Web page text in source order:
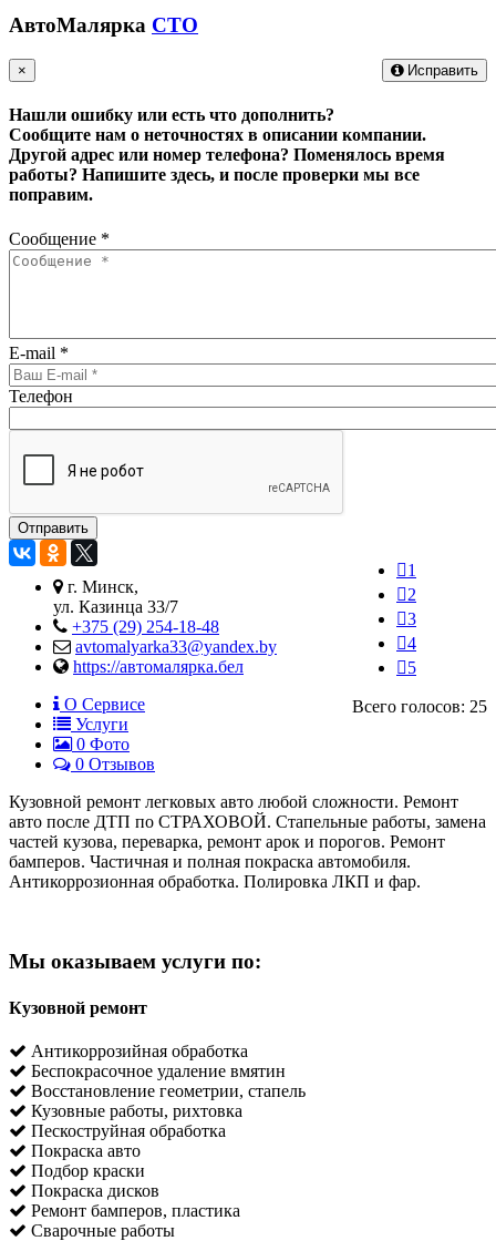
АвтоМалярка СТО
Исправить
×
Нашли ошибку или есть что дополнить?
Сообщите нам о неточностях в описании компании.
Другой адрес или номер телефона? Поменялось время
работы? Напишите здесь, и после проверки мы все
поправим.
Сообщение *
E-mail *
Телефон
1
2
3
4
5
Всего голосов: 25
г. Минск,
ул. Казинца 33/7
+375 (29) 254-18-48
avtomalyarka33@yandex.by
https://автомалярка.бел
О Сервисе
Услуги
0 Фото
0 Отзывов
Кузовной ремонт легковых авто любой сложности. Ремонт
авто после ДТП по СТРАХОВОЙ. Стапельные работы, замена
частей кузова, переварка, ремонт арок и порогов. Ремонт
бамперов. Частичная и полная покраска автомобиля.
Антикоррозионная обработка. Полировка ЛКП и фар.
Мы оказываем услуги по:
Кузовной ремонт
Антикоррозийная обработка
Беспокрасочное удаление вмятин
Восстановление геометрии, стапель
Кузовные работы, рихтовка
Пескоструйная обработка
Покраска авто
Подбор краски
Покраска дисков
Ремонт бамперов, пластика
Сварочные работы